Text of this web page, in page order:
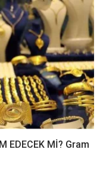
EDECEK Mİ? Gram